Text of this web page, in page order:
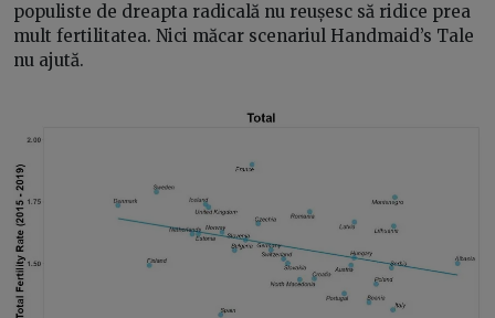
populiste de dreapta radicală nu reușesc să ridice prea
mult fertilitatea. Nici măcar scenariul Handmaid’s Tale
nu ajută.